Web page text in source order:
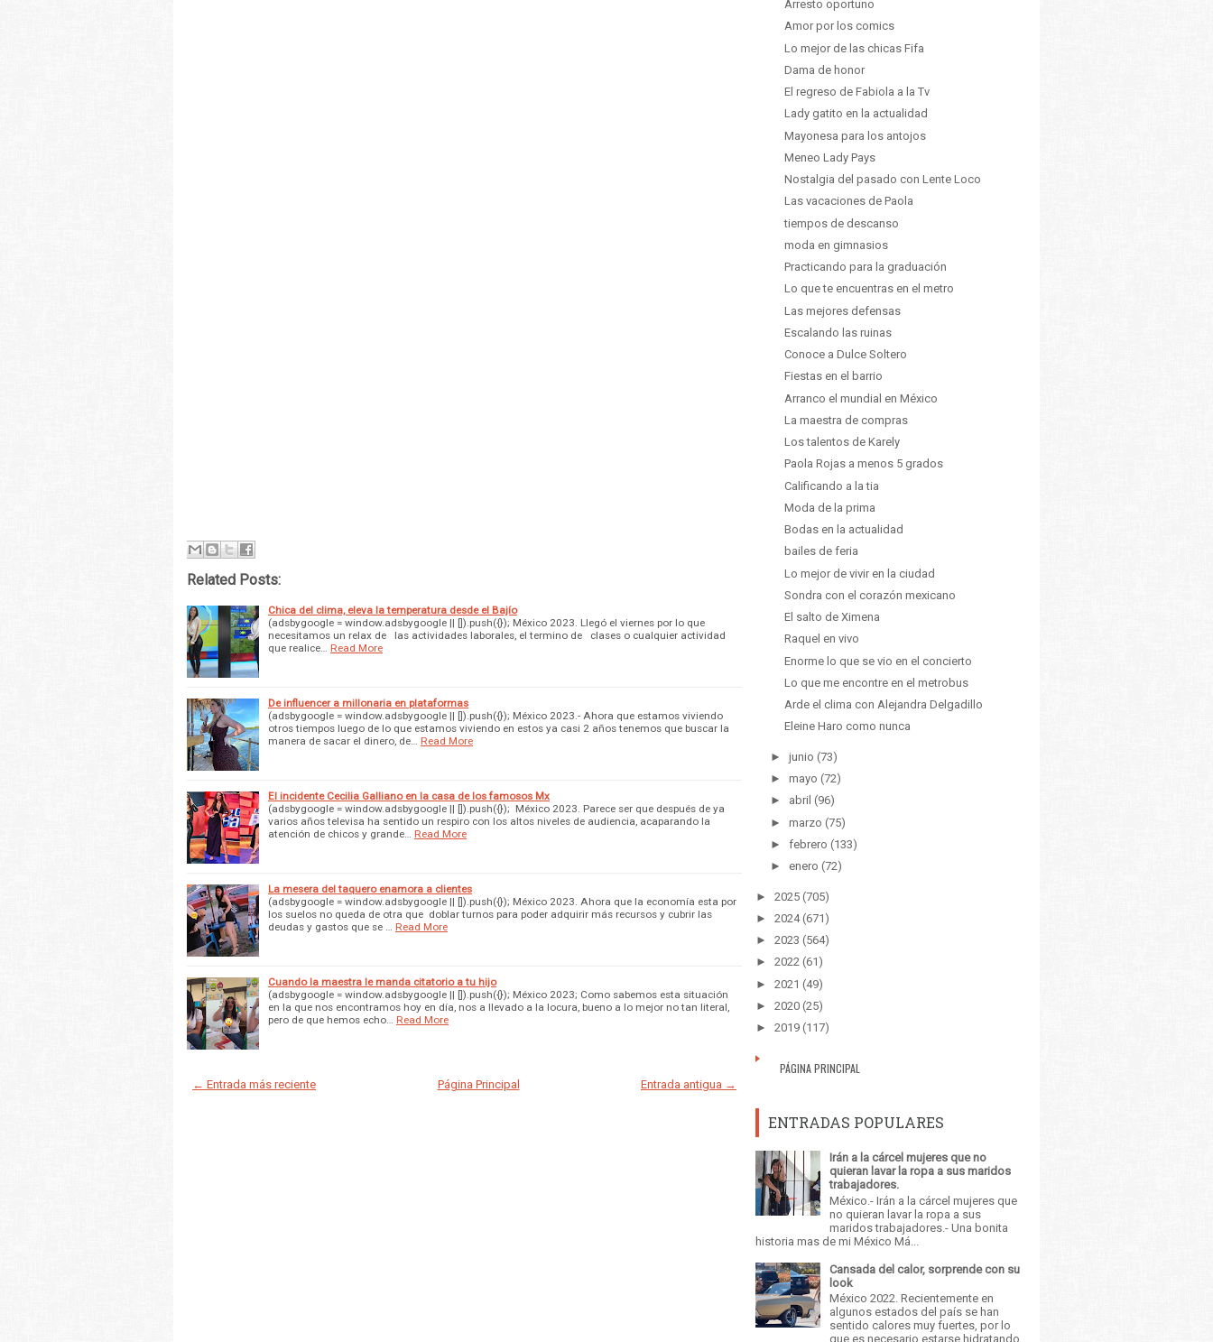
Related Posts:
Chica del clima, eleva la temperatura desde el Bajío
(adsbygoogle = window.adsbygoogle || []).push({}); México 2023. Llegó el viernes por lo que
necesitamos un relax de las actividades laborales, el termino de clases o cualquier actividad
que realice…
Read More
De influencer a millonaria en plataformas
(adsbygoogle = window.adsbygoogle || []).push({}); México 2023.- Ahora que estamos viviendo
otros tiempos luego de lo que estamos viviendo en estos ya casi 2 años tenemos que buscar la
manera de sacar el dinero, de…
Read More
El incidente Cecilia Galliano en la casa de los famosos Mx
(adsbygoogle = window.adsbygoogle || []).push({}); México 2023. Parece ser que después de ya
varios años televisa ha sentido un respiro con los altos niveles de audiencia, acaparando la
atención de chicos y grande…
Read More
La mesera del taquero enamora a clientes
(adsbygoogle = window.adsbygoogle || []).push({}); México 2023. Ahora que la economía esta por
los suelos no queda de otra que doblar turnos para poder adquirir más recursos y cubrir las
deudas y gastos que se …
Read More
Cuando la maestra le manda citatorio a tu hijo
(adsbygoogle = window.adsbygoogle || []).push({}); México 2023; Como sabemos esta situación
en la que nos encontramos hoy en día, nos a llevado a la locura, bueno a lo mejor no tan literal,
pero de que hemos echo…
Read More
← Entrada más reciente Entrada antigua →
Página Principal
Arresto oportuno
Amor por los comics
Lo mejor de las chicas Fifa
Dama de honor
El regreso de Fabiola a la Tv
Lady gatito en la actualidad
Mayonesa para los antojos
Meneo Lady Pays
Nostalgia del pasado con Lente Loco
Las vacaciones de Paola
tiempos de descanso
moda en gimnasios
Practicando para la graduación
Lo que te encuentras en el metro
Las mejores defensas
Escalando las ruinas
Conoce a Dulce Soltero
Fiestas en el barrio
Arranco el mundial en México
La maestra de compras
Los talentos de Karely
Paola Rojas a menos 5 grados
Calificando a la tia
Moda de la prima
Bodas en la actualidad
bailes de feria
Lo mejor de vivir en la ciudad
Sondra con el corazón mexicano
El salto de Ximena
Raquel en vivo
Enorme lo que se vio en el concierto
Lo que me encontre en el metrobus
Arde el clima con Alejandra Delgadillo
Eleine Haro como nunca
► junio (73)
► mayo (72)
► abril (96)
► marzo (75)
► febrero (133)
► enero (72)
► 2025 (705)
► 2024 (671)
► 2023 (564)
► 2022 (61)
► 2021 (49)
► 2020 (25)
► 2019 (117)
PÁGINA PRINCIPAL
ENTRADAS POPULARES
Irán a la cárcel mujeres que no
quieran lavar la ropa a sus maridos
trabajadores.
México.- Irán a la cárcel mujeres que
no quieran lavar la ropa a sus
maridos trabajadores.- Una bonita
historia mas de mi México Má...
Cansada del calor, sorprende con su
look
México 2022. Recientemente en
algunos estados del país se han
sentido calores muy fuertes, por lo
que es necesario estarse hidratando